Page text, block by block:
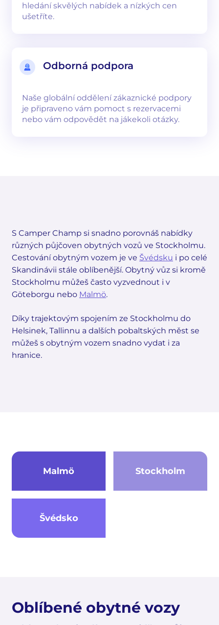
hledání skvělých nabídek a nízkých cen
ušetříte.
Odborná podpora
Naše globální oddělení zákaznické podpory
je připraveno vám pomoct s rezervacemi
nebo vám odpovědět na jákekoli otázky.
S Camper Champ si snadno porovnáš nabídky
různých půjčoven obytných vozů ve Stockholmu.
Cestování obytným vozem je ve Švédsku i po celé
Skandinávii stále oblíbenější. Obytný vůz si kromě
Stockholmu můžeš často vyzvednout i v
Göteborgu nebo Malmö.
Díky trajektovým spojením ze Stockholmu do
Helsinek, Tallinnu a dalších pobaltských měst se
můžeš s obytným vozem snadno vydat i za
hranice.
Malmö Stockholm
Švédsko
Oblíbené obytné vozy